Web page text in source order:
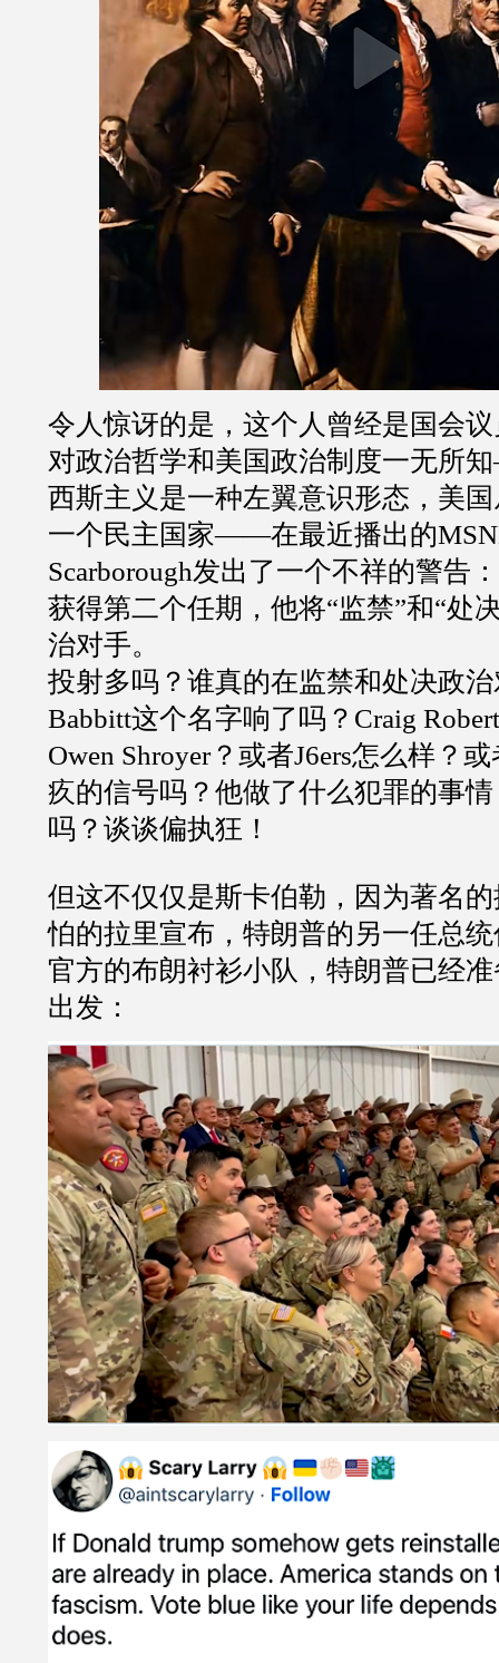
令人惊讶的是，这个人曾经是国会
对政治哲学和美国政治制度一无所
西斯主义是一种左翼意识形态，美
一个民主国家——在最近播出的
Scarborough发出了一个不祥的警告
获得第二个任期，他将“监禁”和“处
治对手。
投射多吗？谁真的在监禁和处决政
Babbitt这个名字响了吗？Craig
Owen Shroyer？或者J6ers怎么样？
疚的信号吗？他做了什么犯罪的事
吗？谈谈偏执狂！
但这不仅仅是斯卡伯勒，因为著名
怕的拉里宣布，特朗普的另一任总
官方的布朗衬衫小队，特朗普已经
出发：